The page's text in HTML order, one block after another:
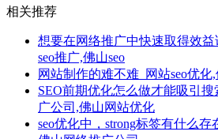
相关推荐
想要在网络推广中快速取得效
seo推广,佛山seo
网站制作的难不难_网站seo优化
SEO前期优化怎么做才能吸引
广公司,佛山网站优化
seo优化中，strong标签有什么存